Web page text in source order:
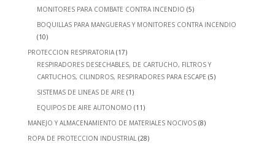
MONITORES PARA COMBATE CONTRA INCENDIO (5)
BOQUILLAS PARA MANGUERAS Y MONITORES CONTRA INCENDIO
(10)
PROTECCION RESPIRATORIA (17)
RESPIRADORES DESECHABLES, DE CARTUCHO, FILTROS Y
CARTUCHOS, CILINDROS, RESPIRADORES PARA ESCAPE (5)
SISTEMAS DE LINEAS DE AIRE (1)
EQUIPOS DE AIRE AUTONOMO (11)
MANEJO Y ALMACENAMIENTO DE MATERIALES NOCIVOS (8)
ROPA DE PROTECCION INDUSTRIAL (28)